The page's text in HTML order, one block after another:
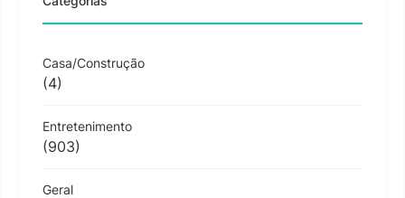
Casa/Construção
(4)
Entretenimento
(903)
Geral